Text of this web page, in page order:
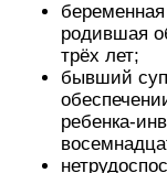
родившая
трёх лет;
бывший
ребенка-